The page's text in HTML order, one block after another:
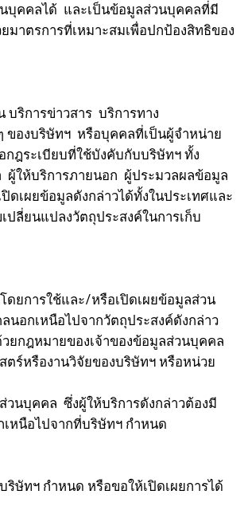
บุคคลได้ และเป็นข้อมูลส่วนบุคคลที่มี
าตรการที่เหมาะสมเพื่อปกป้องสิทธิของ
การข่าวสาร บริการทาง
ของบริษัทฯ หรือบุคคลที่เป็นผู้จำหน่าย
ฎระเบียบที่ใช้บังคับกับบริษัทฯ ทั้ง
ให้บริการภายนอก ผู้ประมวลผลข้อมูล
ผยข้อมูลดังกล่าวได้ทั้งในประเทศและ
ปลี่ยนแปลงวัตถุประสงค์ในการเก็บ
การใช้และ/หรือเปิดเผยข้อมูลส่วน
อกเหนือไปจากวัตถุประสงค์ดังกล่าว
กฎหมายของเจ้าของข้อมูลส่วนบุคคล
ร์หรืองานวิจัยของบริษัทฯ หรือหน่วย
นบุคคล ซึ่งผู้ให้บริการดังกล่าวต้องมี
หนือไปจากที่บริษัทฯ กำหนด
ษัทฯ กำหนด หรือขอให้เปิดเผยการได้